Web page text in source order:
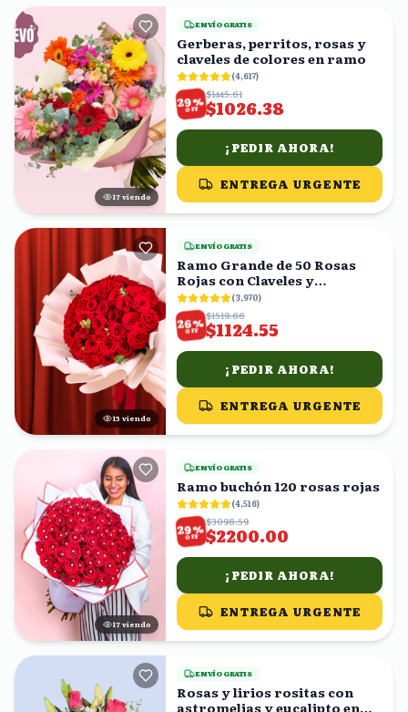
17 viendo
ENVÍO GRATIS
Gerberas, perritos, rosas y
claveles de colores en ramo
(4,617)
29%
OFF
$1445.61
$1026.38
¡PEDIR AHORA!
ENTREGA URGENTE
15 viendo
ENVÍO GRATIS
Ramo Grande de 50 Rosas
Rojas con Claveles y
Eucalipto
(3,970)
26%
OFF
$1519.66
$1124.55
¡PEDIR AHORA!
ENTREGA URGENTE
17 viendo
ENVÍO GRATIS
Ramo buchón 120 rosas rojas
(4,516)
29%
OFF
$3098.59
$2200.00
¡PEDIR AHORA!
ENTREGA URGENTE
ENVÍO GRATIS
Rosas y lirios rositas con
astromelias y eucalipto en